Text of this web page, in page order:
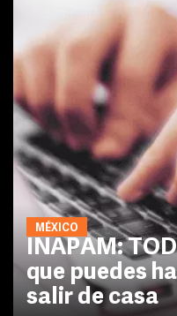
MÉXICO
INAPAM:
que puedes
salir de casa